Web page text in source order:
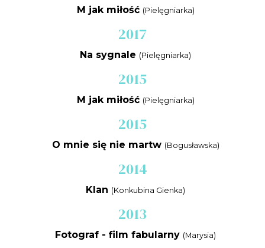
M jak miłość (Pielęgniarka)
2017
Na sygnale (Pielęgniarka)
2015
M jak miłość (Pielęgniarka)
2015
O mnie się nie martw (Bogusławska)
2014
Klan (Konkubina Gienka)
2013
Fotograf - film fabularny (Marysia)